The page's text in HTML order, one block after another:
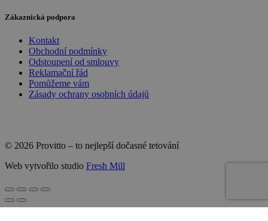
Zákaznická podpora
Kontakt
Obchodní podmínky
Odstoupení od smlouvy
Reklamační řád
Pomůžeme vám
Zásady ochrany osobních údajů
© 2026 Provitto – to nejlepší dočasné tetování
Web vytvořilo studio Fresh Mill